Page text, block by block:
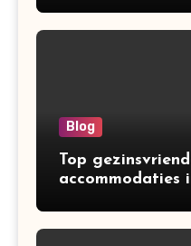
Blog
Top
accommodaties